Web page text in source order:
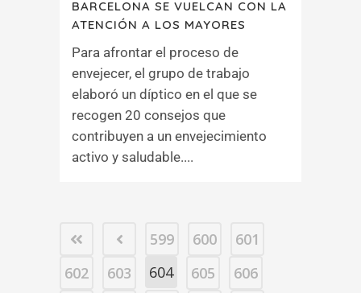
BARCELONA SE VUELCAN CON LA
ATENCIÓN A LOS MAYORES
Para afrontar el proceso de
envejecer, el grupo de trabajo
elaboró un díptico en el que se
recogen 20 consejos que
contribuyen a un envejecimiento
activo y saludable....
599 600
601
602
603 604 605
606